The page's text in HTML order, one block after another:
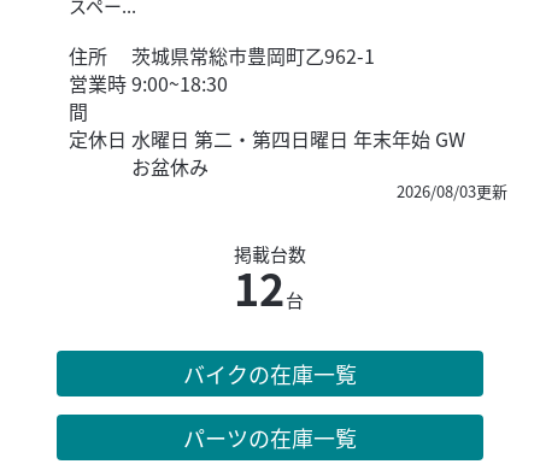
住所
茨城県常総市豊岡町乙962-1
営業時
間
9:00~18:30
定休日 水曜日 第二・第四日曜日 年末年始 GW
お盆休み
2026/08/03更新
掲載台数
12台
バイクの在庫一覧
パーツの在庫一覧